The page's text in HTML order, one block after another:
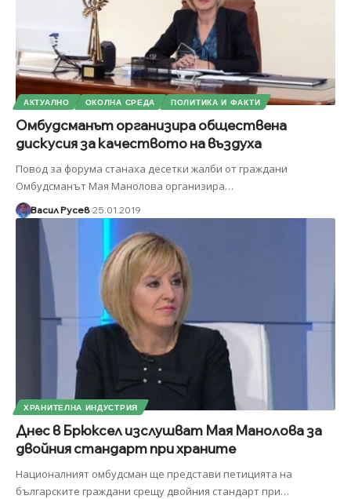
АКТУАЛНО ОКОЛНА СРЕДА ПОЛИТИКА И ФАКТИ
Омбудсманът организира обществена
дискусия за качеството на въздуха
Повод за форума станаха десетки жалби от граждани
Омбудсманът Мая Манолова организира…
Васил Русев 25.01.2019
ХРАНИТЕЛНА ИНДУСТРИЯ
Днес в Брюксел изслушват Мая Манолова за
двойния стандарт при храните
Националният омбудсман ще представи петицията на
българските граждани срещу двойния стандарт при…